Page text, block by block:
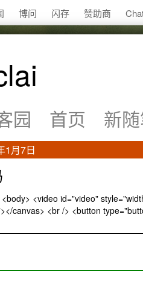
博问 闪存 赞助商
园 首页 新
1月7日
<video id="video"
canvas> <br /> <button